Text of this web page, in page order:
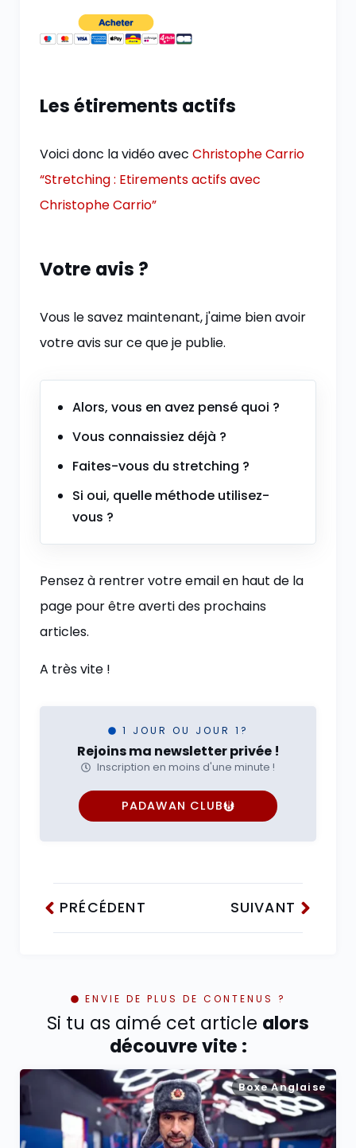
Les étirements actifs
Voici donc la vidéo avec Christophe Carrio
“Stretching : Etirements actifs avec
Christophe Carrio”
Votre avis ?
Vous le savez maintenant, j'aime bien avoir
votre avis sur ce que je publie.
Alors, vous en avez pensé quoi ?
Vous connaissiez déjà ?
Faites-vous du stretching ?
Si oui, quelle méthode utilisez-
vous ?
Pensez à rentrer votre email en haut de la
page pour être averti des prochains
articles.
A très vite !
1 JOUR OU JOUR 1?
Rejoins ma newsletter privée !
Inscription en moins d'une minute !
PADAWAN CLUB
PRÉCÉDENT SUIVANT
ENVIE DE PLUS DE CONTENUS ?
Si tu as aimé cet article alors
découvre vite :
Boxe Anglaise